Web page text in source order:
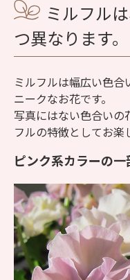
ミルフル
つ異なります。
ミルフルは幅広い色合
ニークなお花です。
写真にはない色合いの
フルの特徴としてお楽
ピンク系カラーの一